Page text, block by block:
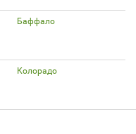
Баффало
Колорадо